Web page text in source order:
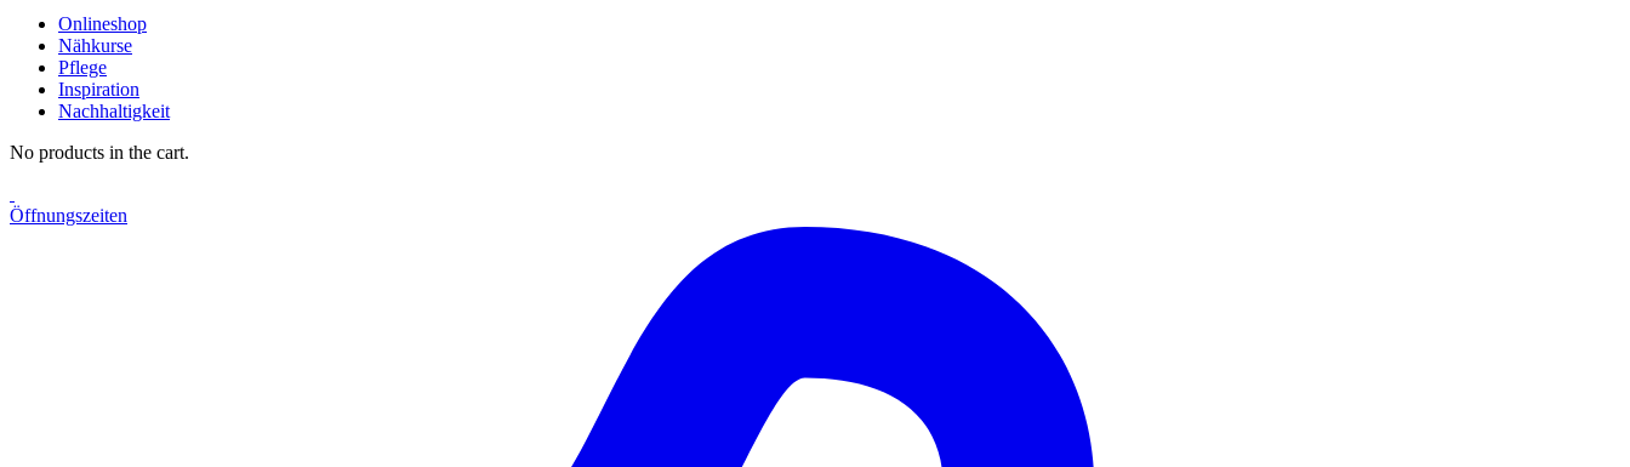
Onlineshop
Nähkurse
Pflege
Inspiration
Nachhaltigkeit
No products in the cart.
Öffnungszeiten